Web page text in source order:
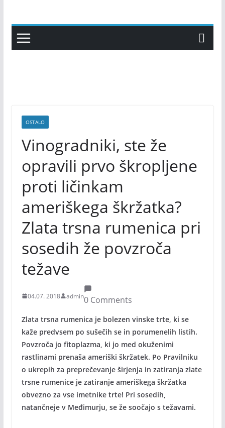
content
OSTALO
Vinogradniki, ste že
opravili prvo škropljene
proti ličinkam
ameriškega škržatka?
Zlata trsna rumenica pri
sosedih že povzroča
težave
04.07. 2018 admin0 Comments
Zlata trsna rumenica je bolezen vinske trte, ki se
kaže predvsem po sušečih se in porumenelih listih.
Povzroča jo fitoplazma, ki jo med okuženimi
rastlinami prenaša ameriški škržatek. Po Pravilniku
o ukrepih za preprečevanje širjenja in zatiranja zlate
trsne rumenice je zatiranje ameriškega škržatka
obvezno za vse imetnike trte! Pri sosedih,
natančneje v Međimurju, se že soočajo s težavami.